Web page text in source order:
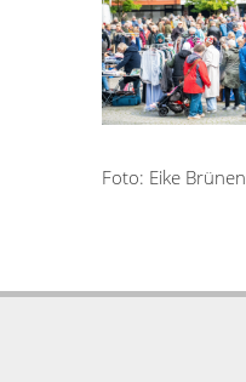
Foto: Eike Brünen